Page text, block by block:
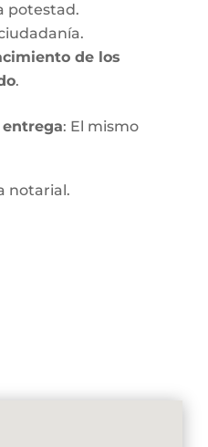
potestad.
de los
.
: El mismo
notarial.